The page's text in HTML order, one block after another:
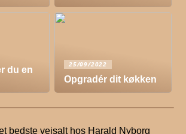
du en
25/09/2022
Opgradér dit køkken
bedste vejsalt hos Harald Nyborg